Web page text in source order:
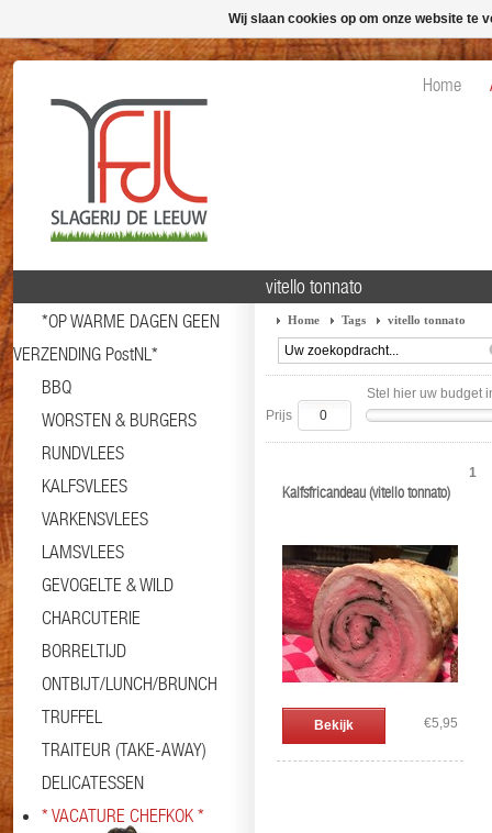
Home
*OP WARME DAGEN GEEN
VERZENDING PostNL*
BBQ
WORSTEN & BURGERS
RUNDVLEES
KALFSVLEES
VARKENSVLEES
LAMSVLEES
GEVOGELTE & WILD
CHARCUTERIE
BORRELTIJD
ONTBIJT/LUNCH/BRUNCH
TRUFFEL
TRAITEUR (TAKE-AWAY)
DELICATESSEN
* VACATURE CHEFKOK *
vitello tonnato
Home Tags vitello tonnato
Stel hier uw budget
Prijs
Kalfsfricandeau (vitello tonnato)
Bekijk €5,95
1
Wij slaan cookies op om onze website te